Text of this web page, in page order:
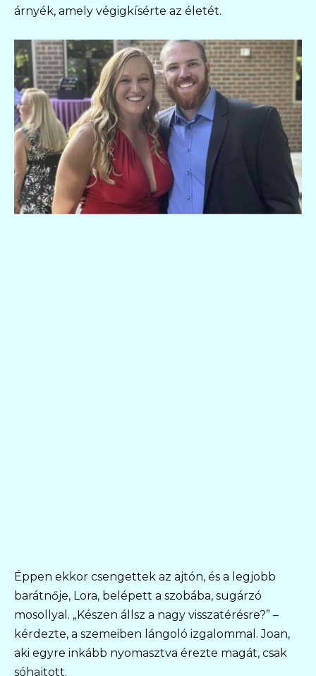
árnyék, amely végigkísérte az életét.
Éppen ekkor csengettek az ajtón, és a legjobb
barátnője, Lora, belépett a szobába, sugárzó
mosollyal. „Készen állsz a nagy visszatérésre?” –
kérdezte, a szemeiben lángoló izgalommal. Joan,
aki egyre inkább nyomasztva érezte magát, csak
sóhajtott.